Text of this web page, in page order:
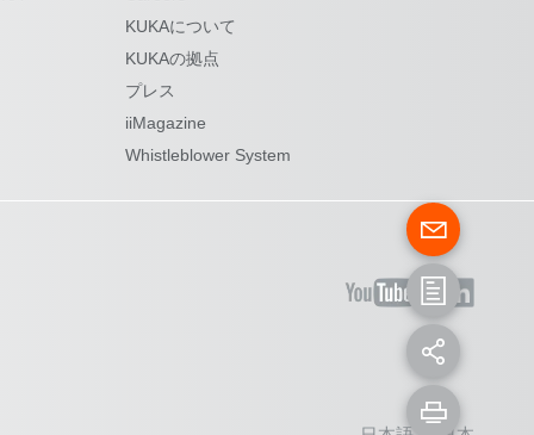
KUKAについて
KUKAの拠点
プレス
iiMagazine
Whistleblower System